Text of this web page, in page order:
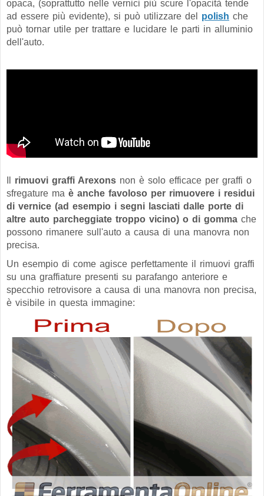
opaca, (soprattutto nelle vernici più scure l'opacità tende
ad essere più evidente), si può utilizzare del polish che
può tornar utile per trattare e lucidare le parti in alluminio
dell'auto.
rimuovi graffi Arexons non è solo efficace per graffi o
sfregature ma è anche favoloso per rimuovere i residui
di vernice (ad esempio i segni lasciati dalle porte di
altre auto parcheggiate troppo vicino) o di gomma che
possono rimanere sull'auto a causa di una manovra non
precisa.
Un esempio di come agisce perfettamente il rimuovi graffi
su una graffiature presenti su parafango anteriore e
specchio retrovisore a causa di una manovra non precisa,
è visibile in questa immagine: